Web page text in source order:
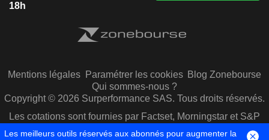
18h
Mentions légales Paramétrer les cookies Blog Zonebourse
Qui sommes-nous ?
Copyright © 2026 Surperformance SAS. Tous droits réservés.
Les cotations sont fournies par Factset, Morningstar et S&P
Capital IQ
Les meilleurs outils réservés aux abonnés pour augmenter la